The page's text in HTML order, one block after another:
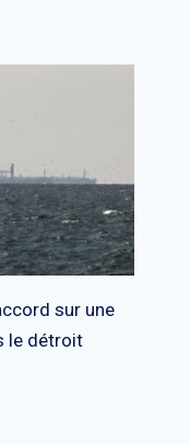
sur une
le détroit